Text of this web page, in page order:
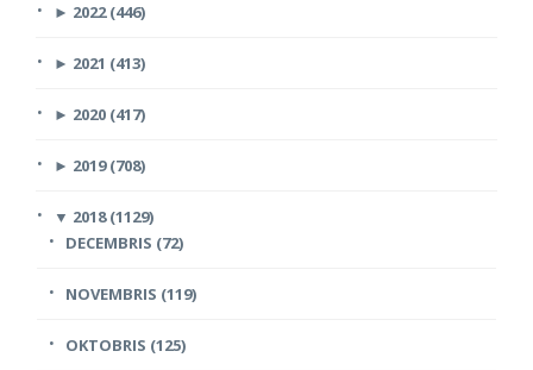
► 2022 (446)
► 2021 (413)
► 2020 (417)
► 2019 (708)
▼ 2018 (1129)
DECEMBRIS (72)
NOVEMBRIS (119)
OKTOBRIS (125)